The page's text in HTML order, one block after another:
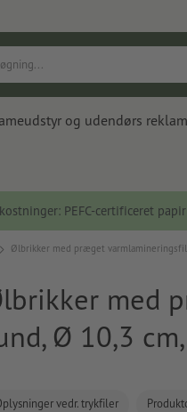
og udendørs
PEFC-certificeret
Ølbrikker med præget
med
Ø 10,3
vedr. trykfiler